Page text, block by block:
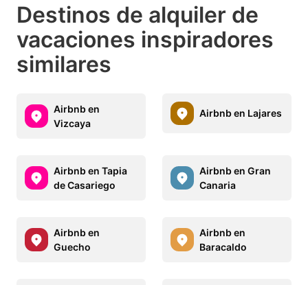
Destinos de alquiler de
vacaciones inspiradores
similares
Airbnb en
Vizcaya
Airbnb en Lajares
Airbnb en Tapia
de Casariego
Airbnb en Gran
Canaria
Airbnb en
Guecho
Airbnb en
Baracaldo